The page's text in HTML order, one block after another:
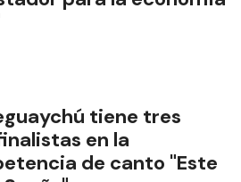
tiene tres
en la
de canto "Este